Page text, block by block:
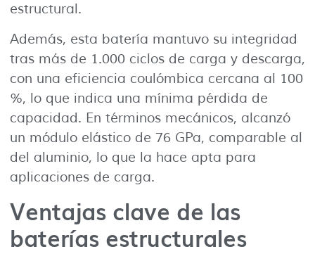
estructural.
Además, esta batería mantuvo su integridad
tras más de 1.000 ciclos de carga y descarga,
con una eficiencia coulómbica cercana al 100
%, lo que indica una mínima pérdida de
capacidad. En términos mecánicos, alcanzó
un módulo elástico de 76 GPa, comparable al
del aluminio, lo que la hace apta para
aplicaciones de carga.
Ventajas clave de las
baterías estructurales